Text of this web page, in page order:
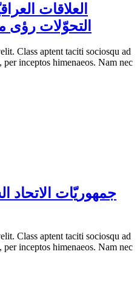
العلاقات
التحوّلات رؤى
Class aptent taciti sociosqu ad
inceptos himenaeos. Nam nec
جمهوريّات الاتحاد
Class aptent taciti sociosqu ad
inceptos himenaeos. Nam nec